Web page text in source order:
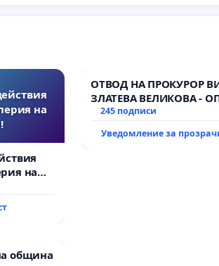
на
на
ОТВОД НА ПРОКУРОР
ЗЛАТЕВА ВЕЛИКОВА -
245 подписи
Уведомление за
община